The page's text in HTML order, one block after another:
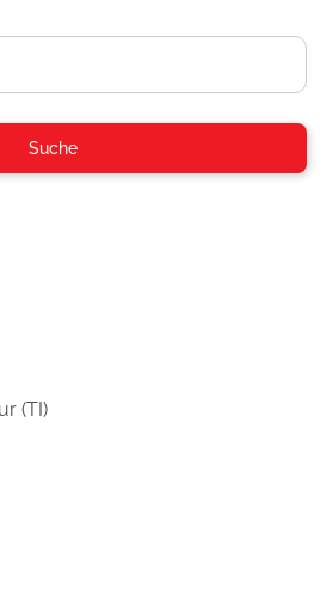
Suche
(TI)
30 59-116
aposoft
4a